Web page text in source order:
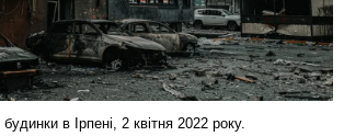
в Ірпені, 2 квітня 2022 року.